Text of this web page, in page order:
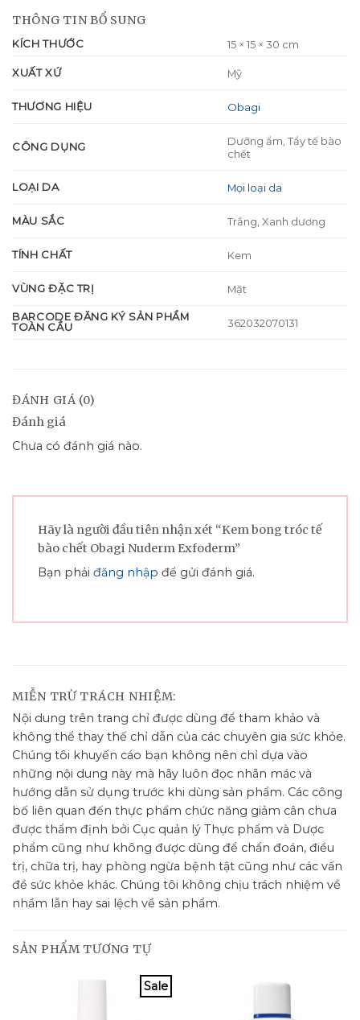
THÔNG TIN BỔ SUNG
KÍCH THƯỚC 15 × 15 × 30 cm
XUẤT XỨ Mỹ
THƯƠNG HIỆU Obagi
CÔNG DỤNG
Dưỡng ẩm, Tẩy tế bào
chết
LOẠI DA Mọi loại da
MÀU SẮC Trắng, Xanh dương
TÍNH CHẤT Kem
VÙNG ĐẶC TRỊ Mặt
BARCODE ĐĂNG KÝ SẢN PHẨM
TOÀN CẦU
362032070131
ĐÁNH GIÁ (0)
Đánh giá
Chưa có đánh giá nào.
Hãy là người đầu tiên nhận xét “Kem bong tróc tế
bào chết Obagi Nuderm Exfoderm”
Bạn phải đăng nhập để gửi đánh giá.
MIỄN TRỪ TRÁCH NHIỆM:
Nội dung trên trang chỉ được dùng để tham khảo và
không thể thay thế chỉ dẫn của các chuyên gia sức khỏe.
Chúng tôi khuyến cáo bạn không nên chỉ dựa vào
những nội dung này mà hãy luôn đọc nhãn mác và
hướng dẫn sử dụng trước khi dùng sản phẩm. Các công
bố liên quan đến thực phẩm chức năng giảm cân chưa
được thẩm định bởi Cục quản lý Thực phẩm và Dược
phẩm cũng như không được dùng để chẩn đoán, điều
trị, chữa trị, hay phòng ngừa bệnh tật cũng như các vấn
đề sức khỏe khác. Chúng tôi không chịu trách nhiệm về
nhầm lẫn hay sai lệch về sản phẩm.
SẢN PHẨM TƯƠNG TỰ
Sale